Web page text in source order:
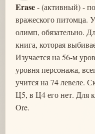
Erase- (активный) -
вражеского питомца.
олимп, обязательно.
книга, которая
Изучается на 56-м
уровня персонажа,
учится на 74 левеле.
Ц5, в Ц4 его нет. Для
Ore.